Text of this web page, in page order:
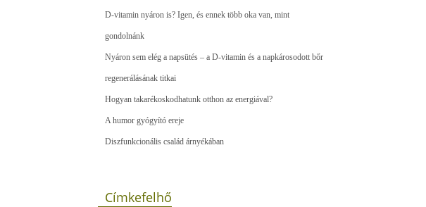
D-vitamin nyáron is? Igen, és ennek több oka van, mint
gondolnánk
Nyáron sem elég a napsütés – a D-vitamin és a napkárosodott bőr
regenerálásának titkai
Hogyan takarékoskodhatunk otthon az energiával?
A humor gyógyító ereje
Diszfunkcionális család árnyékában
Címkefelhő